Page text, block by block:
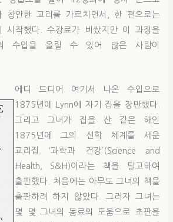
창안한 교리를 가르치면서, 한 편으로는
시작했다. 수강료가 비쌌지만 이 과정을
수입을 올릴 수 있어 많은 사람이
에디 드디어 여기서 나온 수입으로
1875년에 Lynn에 자기 집을 장만했다.
그리고 그녀가 집을 산 같은 해인
1875년에 그의 신학 체계를 세운
교리집 ‘과학과 건강’(Science and
Health, S&H)이라는 책을 탈고하여
출판했다. 처음에는 아무도 그녀의 책을
출판하려 하지 않았다. 그러자 그녀는
몇 몇 그녀의 동료의 도움으로 초판을